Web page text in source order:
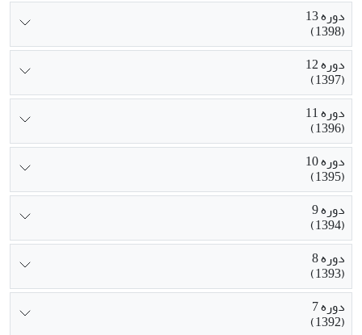
دوره 13
(1398)
دوره 12
(1397)
دوره 11
(1396)
دوره 10
(1395)
دوره 9
(1394)
دوره 8
(1393)
دوره 7
(1392)